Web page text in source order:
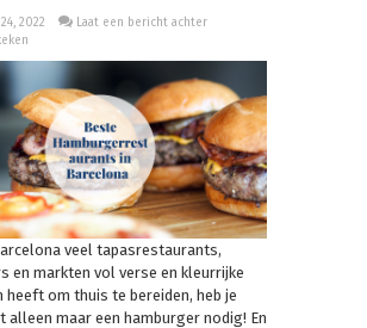
2022
Laat een bericht achter
veel tapasrestaurants,
en markten vol verse en kleurrijke
heeft om thuis te bereiden, heb je
alleen maar een hamburger nodig! En